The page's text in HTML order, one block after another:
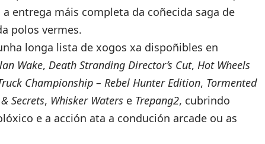
a entrega máis completa da coñecida saga de
polos vermes.
longa lista de xogos xa dispoñibles en
Wake,Death Stranding Director’s Cut,Hot Wheels
Championship – Rebel Hunter Edition, Tormented
Secrets, Whisker Waters e Trepang2, cubrindo
e a acción ata a condución arcade ou as